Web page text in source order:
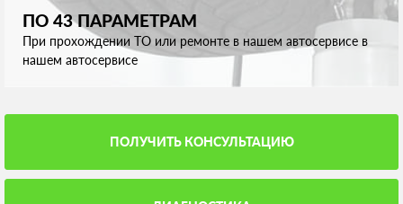
ПО 43 ПАРАМЕТРАМ
При прохождении ТО или ремонте в нашем автосервисе в
нашем автосервисе
ПОЛУЧИТЬ КОНСУЛЬТАЦИЮ